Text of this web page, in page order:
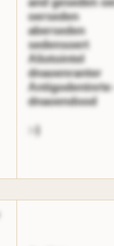
oerseden
aberseden
sedensoert
Aliotointel
dnaoenranter
Antigodentnrte
dnaoendood
:-)